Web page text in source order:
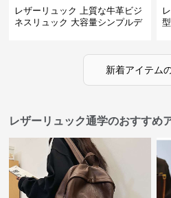
レザーリュック 上質な牛革ビジ
ネスリュック 大容量シンプルデ
新着アイテム
レザーリュック通学のおすすめ